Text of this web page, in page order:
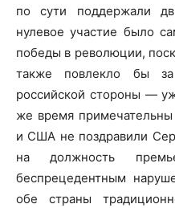
по сути поддержали
нулевое участие было
победы в революции,
также повлекло бы
российской стороны —
же время
и США не поздравили
на должность
беспрецедентным
обе страны